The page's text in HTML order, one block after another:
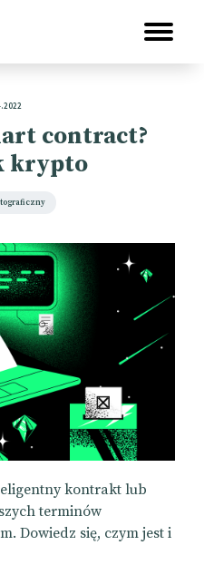
contract?
krypto
kontrakt lub
terminów
Dowiedz się, czym jest i